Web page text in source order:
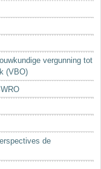
vergunning tot
(VBO)
de